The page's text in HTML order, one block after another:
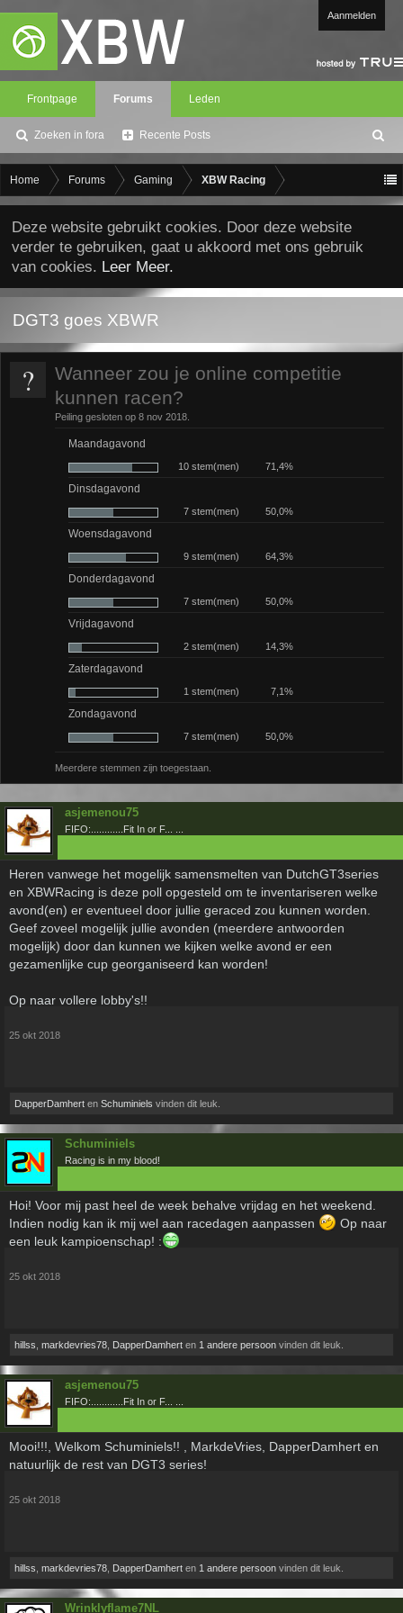
Aanmelden
Frontpage Forums
Zoeken in fora Recente Posts
Leden
oe
ke
n
Home Forums Gaming XBW Racing
Deze website gebruikt cookies. Door deze website
verder te gebruiken, gaat u akkoord met ons gebruik
van cookies. Leer Meer.
DGT3 goes XBWR
?
Wanneer zou je online competitie
kunnen racen?
Peiling gesloten op 8 nov 2018.
Maandagavond
10 stem(men) 71,4%
Dinsdagavond
7 stem(men) 50,0%
Woensdagavond
9 stem(men) 64,3%
Donderdagavond
7 stem(men) 50,0%
Vrijdagavond
2 stem(men) 14,3%
Zaterdagavond
1 stem(men) 7,1%
Zondagavond
7 stem(men) 50,0%
Meerdere stemmen zijn toegestaan.
asjemenou75
FIFO:............Fit In or F... ...
Heren vanwege het mogelijk samensmelten van DutchGT3series
en XBWRacing is deze poll opgesteld om te inventariseren welke
avond(en) er eventueel door jullie geraced zou kunnen worden.
Geef zoveel mogelijk jullie avonden (meerdere antwoorden
mogelijk) door dan kunnen we kijken welke avond er een
gezamenlijke cup georganiseerd kan worden!
Op naar vollere lobby's!!
25 okt 2018
DapperDamhert en Schuminiels vinden dit leuk.
Schuminiels
Racing is in my blood!
Hoi! Voor mij past heel de week behalve vrijdag en het weekend.
Indien nodig kan ik mij wel aan racedagen aanpassen
Op naar
een leuk kampioenschap! :
25 okt 2018
hillss markdevries78 DapperDamhert en 1 andere persoon vinden dit leuk.
asjemenou75
FIFO:............Fit In or F... ...
Mooi!!!, Welkom Schuminiels!! , MarkdeVries, DapperDamhert en
natuurlijk de rest van DGT3 series!
25 okt 2018
hillss markdevries78 DapperDamhert en 1 andere persoon vinden dit leuk.
Wrinklyflame7NL